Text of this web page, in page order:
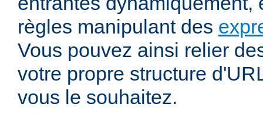
règles manipulant des
Vous pouvez ainsi relier
votre propre structure
vous le souhaitez.